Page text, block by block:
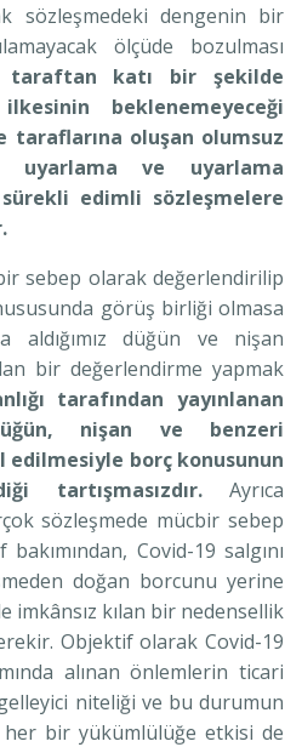
sözleşmedeki dengenin bir
ölçüde bozulması
taraftan katı bir şekilde
beklenemeyeceği
taraflarına oluşan olumsuz
uyarlama ve uyarlama
edimli sözleşmelere
sebep olarak değerlendirilip
görüş birliği olmasa
aldığımız düğün ve nişan
bir değerlendirme yapmak
tarafından yayınlanan
nişan ve benzeri
edilmesiyle borç konusunun
tartışmasızdır.Ayrıca
sözleşmede mücbir sebep
Covid-19 salgını
doğan borcunu yerine
imkânsız kılan bir nedensellik
Objektif olarak Covid-19
alınan önlemlerin ticari
niteliği ve bu durumun
her bir yükümlülüğe etkisi de